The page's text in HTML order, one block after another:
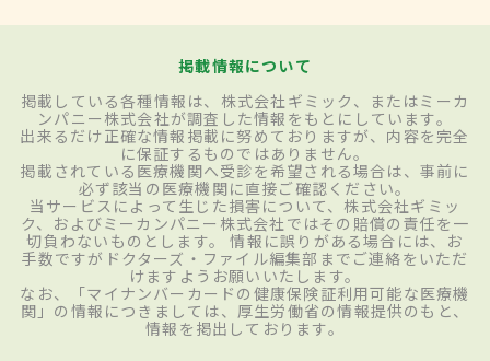
掲載情報について
掲載している各種情報は、株式会社ギミック、またはミーカ
ンパニー株式会社が調査した情報をもとにしています。
出来るだけ正確な情報掲載に努めておりますが、内容を完全
に保証するものではありません。
掲載されている医療機関へ受診を希望される場合は、事前に
必ず該当の医療機関に直接ご確認ください。
当サービスによって生じた損害について、株式会社ギミッ
ク、およびミーカンパニー株式会社ではその賠償の責任を一
切負わないものとします。 情報に誤りがある場合には、お
手数ですがドクターズ・ファイル編集部までご連絡をいただ
けますようお願いいたします。
なお、「マイナンバーカードの健康保険証利用可能な医療機
関」の情報につきましては、厚生労働省の情報提供のもと、
情報を掲出しております。